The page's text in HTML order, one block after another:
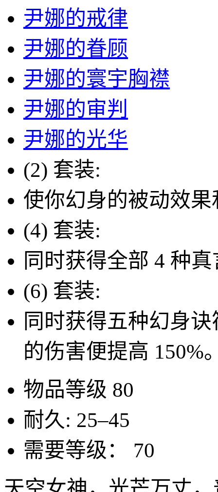
尹娜的戒律
尹娜的眷顾
尹娜的寰宇胸襟
尹娜的审判
尹娜的光华
(2) 套装:
使你幻身的被动效
(4) 套装:
同时获得全部 4 种
(6) 套装:
同时获得五种幻身
的伤害便提高 150%
物品等级 80
耐久: 25–45
需要等级：
70